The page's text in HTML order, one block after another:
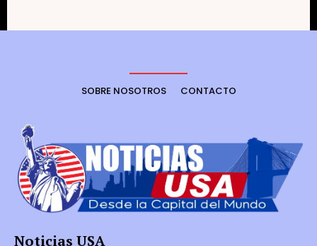
SOBRE NOSOTROS CONTACTO
Noticias USA